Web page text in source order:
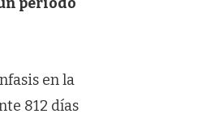
en la
812 días